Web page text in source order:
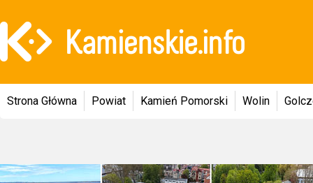
Strona Główna Powiat Kamień Pomorski Wolin